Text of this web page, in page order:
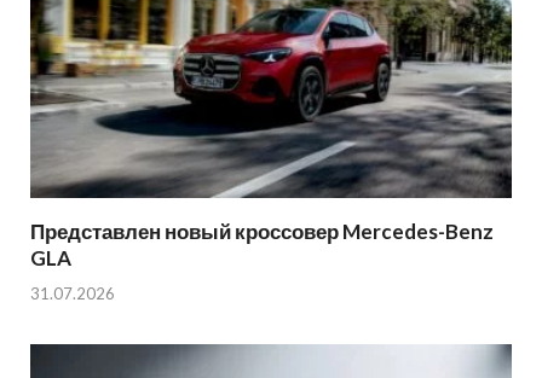
Представлен новый кроссовер Mercedes-Benz
GLA
31.07.2026